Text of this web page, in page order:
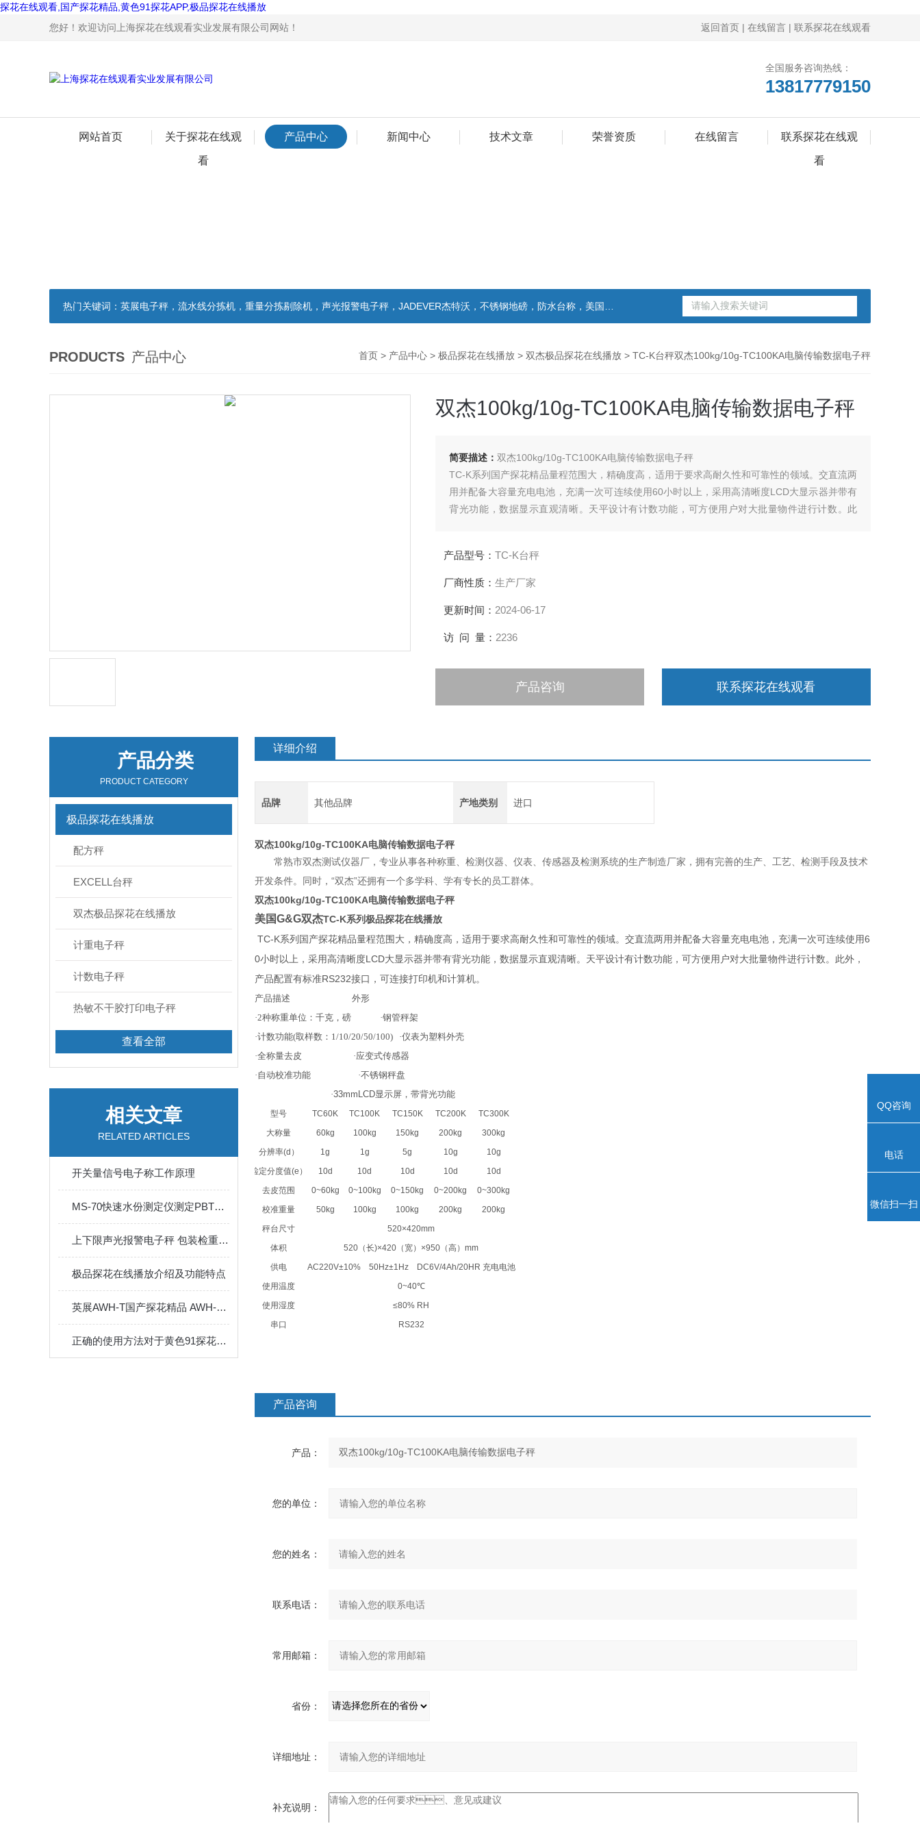
探花在线观看,国产探花精品,黄色91探花APP,极品探花在线播放
您好！欢迎访问上海探花在线观看实业发展有限公司网站！
返回首页 | 在线留言 | 联系探花在线观看
全国服务咨询热线：
13817779150
网站首页 关于探花在线观
看
产品中心 新闻中心 技术文章 荣誉资质 在线留言 联系探花在线观
看
热门关键词： 英展电子秤，流水线分拣机，重量分拣剔除机，声光报警电子秤，JADEVER杰特沃，不锈钢地磅，防水台称，美国双杰天平，报警电子称
PRODUCTS 产品中心 首页 > 产品中心 > 极品探花在线播放 > 双杰极品探花在线播放 > TC-K台秤双杰100kg/10g-TC100KA电脑传输数据电子秤
双杰100kg/10g-TC100KA电脑传输数据电子秤
简要描述： 双杰100kg/10g-TC100KA电脑传输数据电子秤
TC-K系列国产探花精品量程范围大，精确度高，适用于要求高耐久性和可靠性的领域。交直流两
用并配备大容量充电电池，充满一次可连续使用60小时以上，采用高清晰度LCD大显示器并带有
背光功能，数据显示直观清晰。天平设计有计数功能，可方便用户对大批量物件进行计数。此
产品型号： TC-K台秤
厂商性质： 生产厂家
更新时间： 2024-06-17
访 问 量： 2236
产品咨询 联系探花在线观看
产品分类
PRODUCT CATEGORY
极品探花在线播放
配方秤
EXCELL台秤
双杰极品探花在线播放
计重电子秤
计数电子秤
热敏不干胶打印电子秤
查看全部
相关文章
RELATED ARTICLES
开关量信号电子称工作原理
MS-70快速水份测定仪测定PBT颗粒的水份含量
上下限声光报警电子秤 包装检重分选秤
极品探花在线播放介绍及功能特点
英展AWH-T国产探花精品 AWH-TC-FSB计数电子秤
正确的使用方法对于黄色91探花APP来说很重要
详细介绍
品牌 其他品牌 产地类别 进口
双杰100kg/10g-TC100KA电脑传输数据电子秤
常熟市双杰测试仪器厂，专业从事各种称重、检测仪器、仪表、传感器及检测系统的生产制造厂家，拥有完善的生产、工艺、检测手段及技术
开发条件。同时，“双杰”还拥有一个多学科、学有专长的员工群体。
双杰100kg/10g-TC100KA电脑传输数据电子秤
美国G&G双杰TC-K系列极品探花在线播放
TC-K系列国产探花精品量程范围大，精确度高，适用于要求高耐久性和可靠性的领域。交直流两用并配备大容量充电电池，充满一次可连续使用6
0小时以上，采用高清晰度LCD大显示器并带有背光功能，数据显示直观清晰。天平设计有计数功能，可方便用户对大批量物件进行计数。此外，
产品配置有标准RS232接口，可连接打印机和计算机。
产品描述 外形
·2种称重单位：千克，磅 ·钢管秤架
·计数功能(取样数：1/10/20/50/100) ·仪表为塑料外壳
·全称量去皮 ·应变式传感器
·自动校准功能 ·不锈钢秤盘
·33mm LCD显示屏，带背光功能
型号 TC60K TC100K TC150K TC200K
TC300K
大称量
60kg 100kg 150kg 200kg
300kg
分辨率(d ） 1g 1g 5g 10g
10g
检定分度值(e ） 10d 10d 10d 10d
10d
去皮范围
0~60kg 0~100kg 0~150kg 0~200kg
0~300kg
校准重量
50kg 100kg 100kg 200kg
200kg
秤台尺寸
520×420mm
体积
520 （长)×420 （宽） ×950 （高）mm
供电
AC220V±10% 50Hz±1Hz DC6V/4Ah/20HR 充电电池
使用温度
0~40℃
使用湿度
≤80% RH
串口
RS232
产品咨询
产品：
您的单位：
您的姓名：
联系电话：
常用邮箱：
省份：
详细地址：
补充说明：
QQ咨询
电话
微信扫一扫